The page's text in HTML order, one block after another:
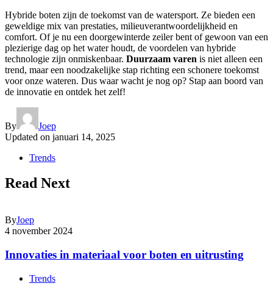
Hybride boten zijn de toekomst van de watersport. Ze bieden een
geweldige mix van prestaties, milieuverantwoordelijkheid en
comfort. Of je nu een doorgewinterde zeiler bent of gewoon van een
plezierige dag op het water houdt, de voordelen van hybride
technologie zijn onmiskenbaar. Duurzaam varen is niet alleen een
trend, maar een noodzakelijke stap richting een schonere toekomst
voor onze wateren. Dus waar wacht je nog op? Stap aan boord van
de innovatie en ontdek het zelf!
By
Joep
Updated on januari 14, 2025
Trends
Read Next
ByJoep
4 november 2024
Innovaties in materiaal voor boten en uitrusting
Trends